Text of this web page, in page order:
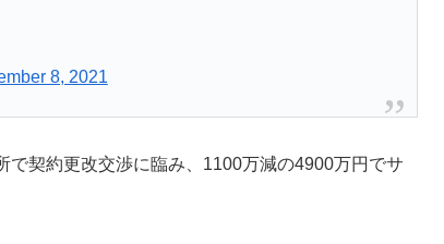
8, 2021
契約更改交渉に臨み、1100万減の4900万円でサ